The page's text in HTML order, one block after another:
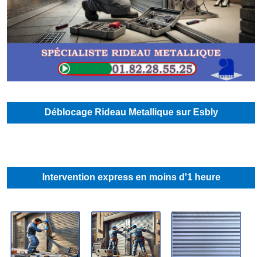
Déblocage Rideau Metallique sur Esbly
Intervention express en moins d'1 heure